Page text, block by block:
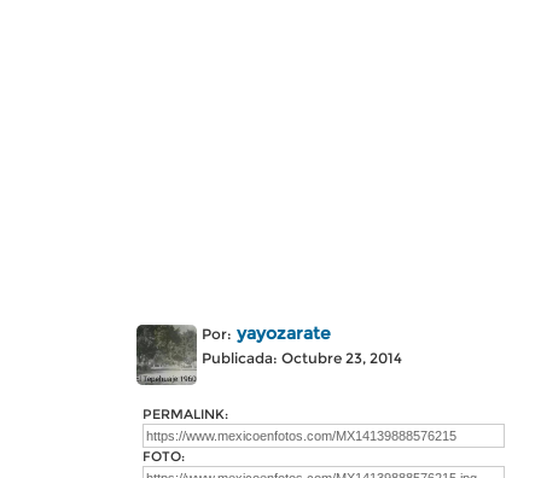
Por: yayozarate
Publicada: Octubre 23, 2014
PERMALINK:
FOTO: